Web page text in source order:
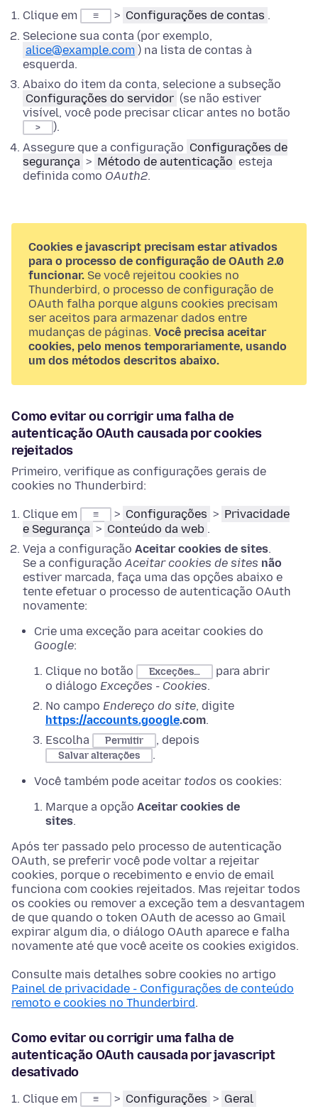
Clique em
≡ > Configurações de contas .
Selecione sua conta (por exemplo,
alice@example.com ) na lista de contas à
esquerda.
Abaixo do item da conta, selecione a subseção
Configurações do servidor (se não estiver
visível, você pode precisar clicar antes no botão
>
).
Assegure que a configuração Configurações de
segurança > Método de autenticação esteja
definida como OAuth2.
Cookies e javascript precisam estar ativados
para o processo de configuração de OAuth 2.0
funcionar. Se você rejeitou cookies no
Thunderbird, o processo de configuração de
OAuth falha porque alguns cookies precisam
ser aceitos para armazenar dados entre
mudanças de páginas. Você precisa aceitar
cookies, pelo menos temporariamente, usando
um dos métodos descritos abaixo.
Como evitar ou corrigir uma falha de
autenticação OAuth causada por cookies
rejeitados
Primeiro, verifique as configurações gerais de
cookies no Thunderbird:
Clique em ≡ > Configurações > Privacidade
e Segurança > Conteúdo da web .
Veja a configuração Aceitar cookies de sites.
Se a configuração Aceitar cookies de sites não
estiver marcada, faça uma das opções abaixo e
tente efetuar o processo de autenticação OAuth
novamente:
Crie uma exceção para aceitar cookies do
Google:
Clique no botão
Exceções…
para abrir
o diálogo Exceções - Cookies.
No campo Endereço do site, digite
https://accounts.google.com.
Escolha
Permitir , depois
Salvar alterações
.
Você também pode aceitar todos os cookies:
Marque a opção Aceitar cookies de
sites.
Após ter passado pelo processo de autenticação
OAuth, se preferir você pode voltar a rejeitar
cookies, porque o recebimento e envio de email
funciona com cookies rejeitados. Mas rejeitar todos
os cookies ou remover a exceção tem a desvantagem
de que quando o token OAuth de acesso ao Gmail
expirar algum dia, o diálogo OAuth aparece e falha
novamente até que você aceite os cookies exigidos.
Consulte mais detalhes sobre cookies no artigo
Painel de privacidade - Configurações de conteúdo
remoto e cookies no Thunderbird.
Como evitar ou corrigir uma falha de
autenticação OAuth causada por javascript
desativado
Clique em ≡ > Configurações > Geral